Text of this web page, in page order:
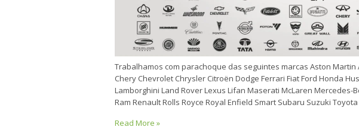
Trabalhamos com parachoque das seguintes marcas Aston Martin
Chery Chevrolet Chrysler Citroën Dodge Ferrari Fiat Ford Honda
Lamborghini Land Rover Lexus Lifan Maserati McLaren Mercedes-
Ram Renault Rolls Royce Royal Enfield Smart Subaru Suzuki
Read More »